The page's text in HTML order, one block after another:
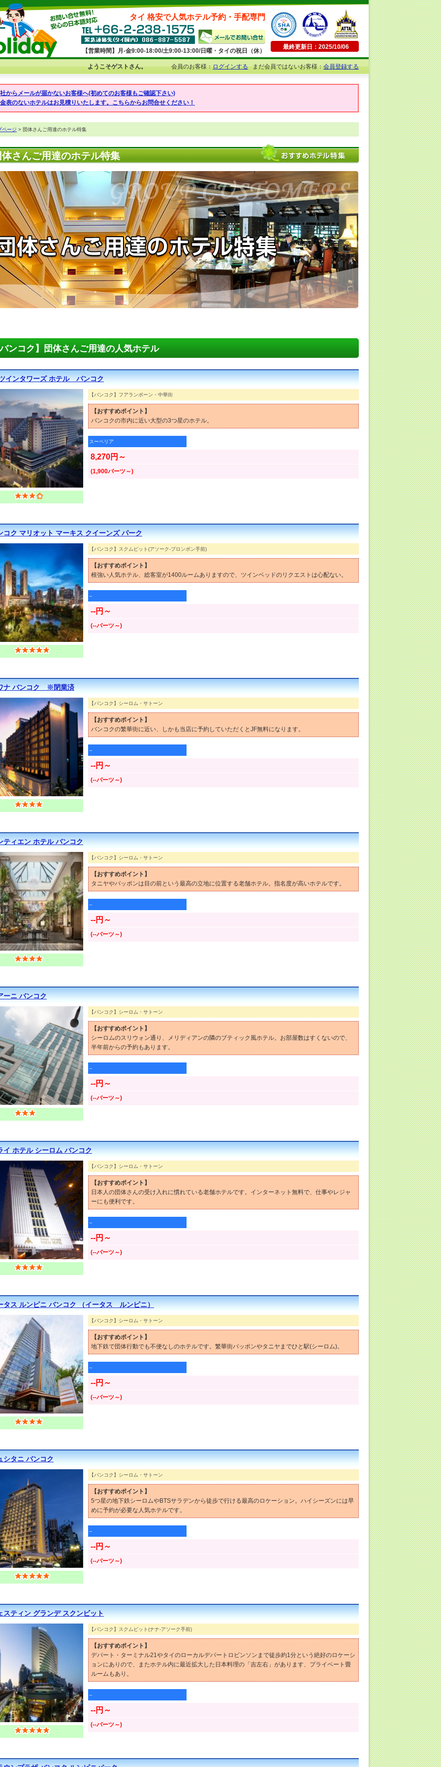
タイ 格安で人気ホテル予約・手配専門
【営業時間】月-金9:00-18:00/土9:00-13:00/日曜・タイの祝日（休）
最終更新日：2025/10/06
ようこそゲストさん。 会員のお客様：ログインするまだ会員ではないお客様：会員登録する
からメールが届かないお客様へ(初めてのお客様もご確認下さい)
表のないホテルはお見積りいたします。こちらからお問合せください！
ページ > 団体さんご用達のホテル特集
体さんご用達のホテル特集
ンコク】団体さんご用達の人気ホテル
インタワーズ ホテル バンコク
【バンコク】フアランポーン・中華街
【おすすめポイント】
バンコクの市内に近い大型の3つ星のホテル。
スーペリア
8,270円～
(1,900バーツ～)
コク マリオット マーキス クイーンズ パーク
【バンコク】スクムビット(アソーク-プロンポン手前)
【おすすめポイント】
根強い人気ホテル、総客室が1400ルームありますので、ツインベッドのリクエストは心配ない。
--
--円～
(--バーツ～)
ナ バンコク ※閉業済
【バンコク】シーロム・サトーン
【おすすめポイント】
バンコクの繁華街に近い、しかも当店に予約していただくとJF無料になります。
--
--円～
(--バーツ～)
ティエン ホテル バンコク
【バンコク】シーロム・サトーン
【おすすめポイント】
タニヤやパッポンは目の前という最高の立地に位置する老舗ホテル。指名度が高いホテルです。
--
--円～
(--バーツ～)
ーニ バンコク
【バンコク】シーロム・サトーン
【おすすめポイント】
シーロムのスリウォン通り、メリディアンの隣のブティック風ホテル。お部屋数はすくないので、
半年前からの予約もあります。
--
--円～
(--バーツ～)
イ ホテル シーロム バンコク
【バンコク】シーロム・サトーン
【おすすめポイント】
日本人の団体さんの受け入れに慣れている老舗ホテルです。インターネット無料で、仕事やレジャ
ーにも便利です。
--
--円～
(--バーツ～)
タス ルンピニ バンコク （イータス ルンピニ）
【バンコク】シーロム・サトーン
【おすすめポイント】
地下鉄で団体行動でも不便なしのホテルです。繁華街パッポンやタニヤまでひと駅(シーロム)。
--
--円～
(--バーツ～)
シタニ バンコク
【バンコク】シーロム・サトーン
【おすすめポイント】
5つ星の地下鉄シーロムやBTSサラデンから徒歩で行ける最高のロケーション。ハイシーズンには早
めに予約が必要な人気ホテルです。
--
--円～
(--バーツ～)
スティン グランデ スクンビット
【バンコク】スクムビット(ナナ-アソーク手前)
【おすすめポイント】
デパート・ターミナル21やタイのローカルデパートロビンソンまで徒歩約1分という絶好のロケーシ
ョンにありので、またホテル内に最近拡大した日本料理の「吉左右」があります、プライベート畳
ルームもあり。
--
--円～
(--バーツ～)